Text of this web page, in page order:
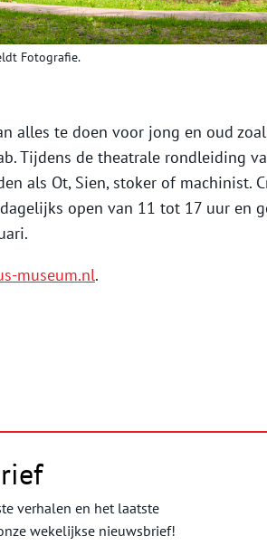
Fotografie.
alles te doen voor jong en oud
Tijdens de theatrale rondleiding
als Ot, Sien, stoker of machinist.
open van 11 tot 17 uur en
museum.nl.
verhalen en het laatste
wekelijkse nieuwsbrief!